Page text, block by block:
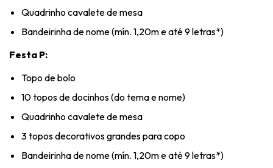
Quadrinho cavalete de mesa
Bandeirinha de nome (mín. 1,20m e até 9 letras*)
Festa P:
Topo de bolo
10 topos de docinhos (do tema e nome)
Quadrinho cavalete de mesa
3 topos decorativos grandes para copo
Bandeirinha de nome (mín. 1,20m e até 9 letras*)